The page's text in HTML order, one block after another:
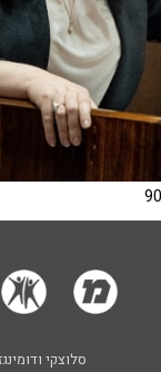
סלוצקי